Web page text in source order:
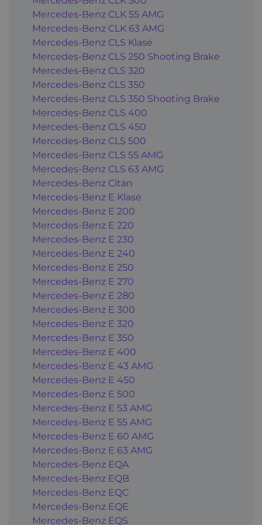
Mercedes-Benz CLK 55 AMG
Mercedes-Benz CLK 63 AMG
Mercedes-Benz CLS Klasė
Mercedes-Benz CLS 250 Shooting Brake
Mercedes-Benz CLS 320
Mercedes-Benz CLS 350
Mercedes-Benz CLS 350 Shooting Brake
Mercedes-Benz CLS 400
Mercedes-Benz CLS 450
Mercedes-Benz CLS 500
Mercedes-Benz CLS 55 AMG
Mercedes-Benz CLS 63 AMG
Mercedes-Benz Citan
Mercedes-Benz E Klasė
Mercedes-Benz E 200
Mercedes-Benz E 220
Mercedes-Benz E 230
Mercedes-Benz E 240
Mercedes-Benz E 250
Mercedes-Benz E 270
Mercedes-Benz E 280
Mercedes-Benz E 300
Mercedes-Benz E 320
Mercedes-Benz E 350
Mercedes-Benz E 400
Mercedes-Benz E 43 AMG
Mercedes-Benz E 450
Mercedes-Benz E 500
Mercedes-Benz E 53 AMG
Mercedes-Benz E 55 AMG
Mercedes-Benz E 60 AMG
Mercedes-Benz E 63 AMG
Mercedes-Benz EQA
Mercedes-Benz EQB
Mercedes-Benz EQC
Mercedes-Benz EQE
Mercedes-Benz EQS